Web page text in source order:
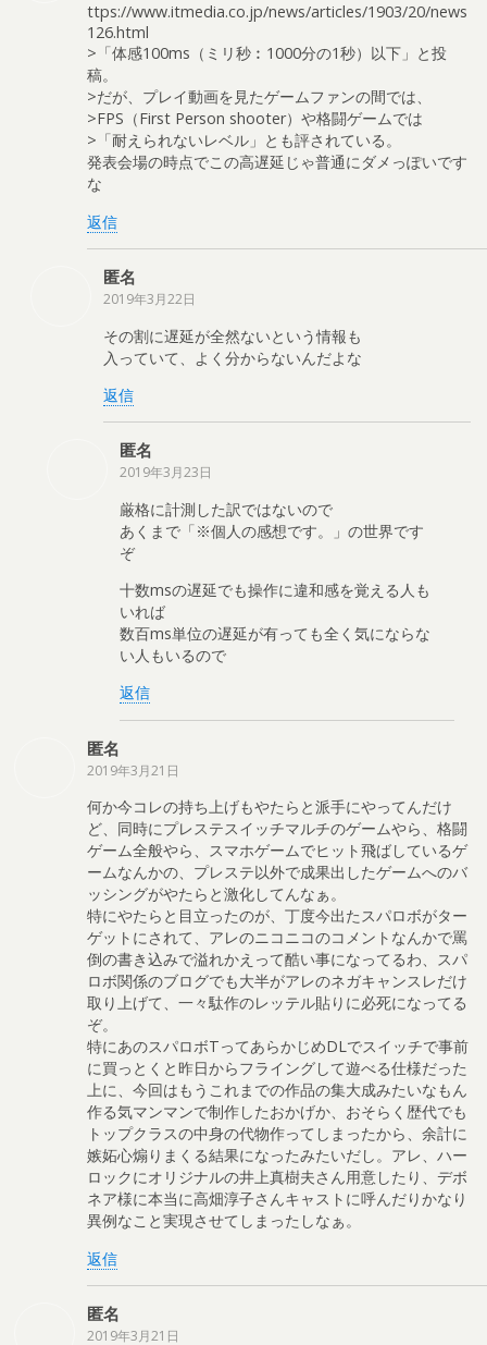
ttps://www.itmedia.co.jp/news/articles/1903/20/news
126.html
>「体感100ms（ミリ秒︰1000分の1秒）以下」と投
稿。
>だが、プレイ動画を見たゲームファンの間では、
>FPS（First Person shooter）や格闘ゲームでは
>「耐えられないレベル」とも評されている。
発表会場の時点でこの高遅延じゃ普通にダメっぽいです
な
返信
匿名
2019年3月22日
その割に遅延が全然ないという情報も
入っていて、よく分からないんだよな
返信
匿名
2019年3月23日
厳格に計測した訳ではないので
あくまで「※個人の感想です。」の世界です
ぞ
十数msの遅延でも操作に違和感を覚える人も
いれば
数百ms単位の遅延が有っても全く気にならな
い人もいるので
返信
匿名
2019年3月21日
何か今コレの持ち上げもやたらと派手にやってんだけ
ど、同時にプレステスイッチマルチのゲームやら、格闘
ゲーム全般やら、スマホゲームでヒット飛ばしているゲ
ームなんかの、プレステ以外で成果出したゲームへのバ
ッシングがやたらと激化してんなぁ。
特にやたらと目立ったのが、丁度今出たスパロボがター
ゲットにされて、アレのニコニコのコメントなんかで罵
倒の書き込みで溢れかえって酷い事になってるわ、スパ
ロボ関係のブログでも大半がアレのネガキャンスレだけ
取り上げて、一々駄作のレッテル貼りに必死になってる
ぞ。
特にあのスパロボTってあらかじめDLでスイッチで事前
に買っとくと昨日からフライングして遊べる仕様だった
上に、今回はもうこれまでの作品の集大成みたいなもん
作る気マンマンで制作したおかげか、おそらく歴代でも
トップクラスの中身の代物作ってしまったから、余計に
嫉妬心煽りまくる結果になったみたいだし。アレ、ハー
ロックにオリジナルの井上真樹夫さん用意したり、デボ
ネア様に本当に高畑淳子さんキャストに呼んだりかなり
異例なこと実現させてしまったしなぁ。
返信
匿名
2019年3月21日